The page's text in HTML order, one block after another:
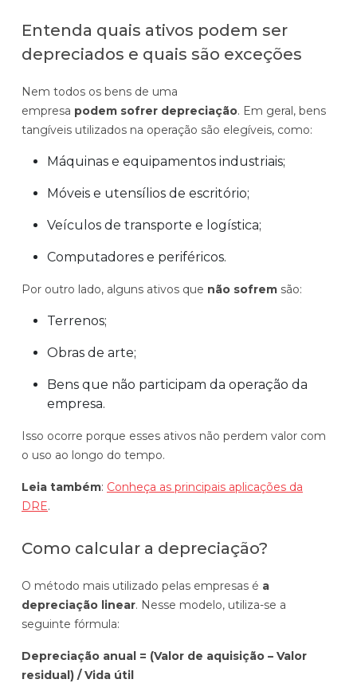
Entenda quais ativos podem ser
depreciados e quais são exceções
Nem todos os bens de uma
empresa podem sofrer depreciação. Em geral, bens
tangíveis utilizados na operação são elegíveis, como:
Máquinas e equipamentos industriais;
Móveis e utensílios de escritório;
Veículos de transporte e logística;
Computadores e periféricos.
Por outro lado, alguns ativos que não sofrem são:
Terrenos;
Obras de arte;
Bens que não participam da operação da
empresa.
Isso ocorre porque esses ativos não perdem valor com
o uso ao longo do tempo.
Leia também: Conheça as principais aplicações da
DRE.
Como calcular a depreciação?
O método mais utilizado pelas empresas é a
depreciação linear. Nesse modelo, utiliza-se a
seguinte fórmula:
Depreciação anual = (Valor de aquisição – Valor
residual) / Vida útil